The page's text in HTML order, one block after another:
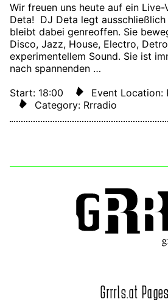
Wir freuen uns heute auf ein
Deta! DJ Deta legt
bleibt dabei genreoffen. Sie
Disco, Jazz, House, Electro,
experimentellem Sound. Sie ist
nach spannenden …
Start: 18:00
Event Location:
Category: Rrradio
Grrrls.at